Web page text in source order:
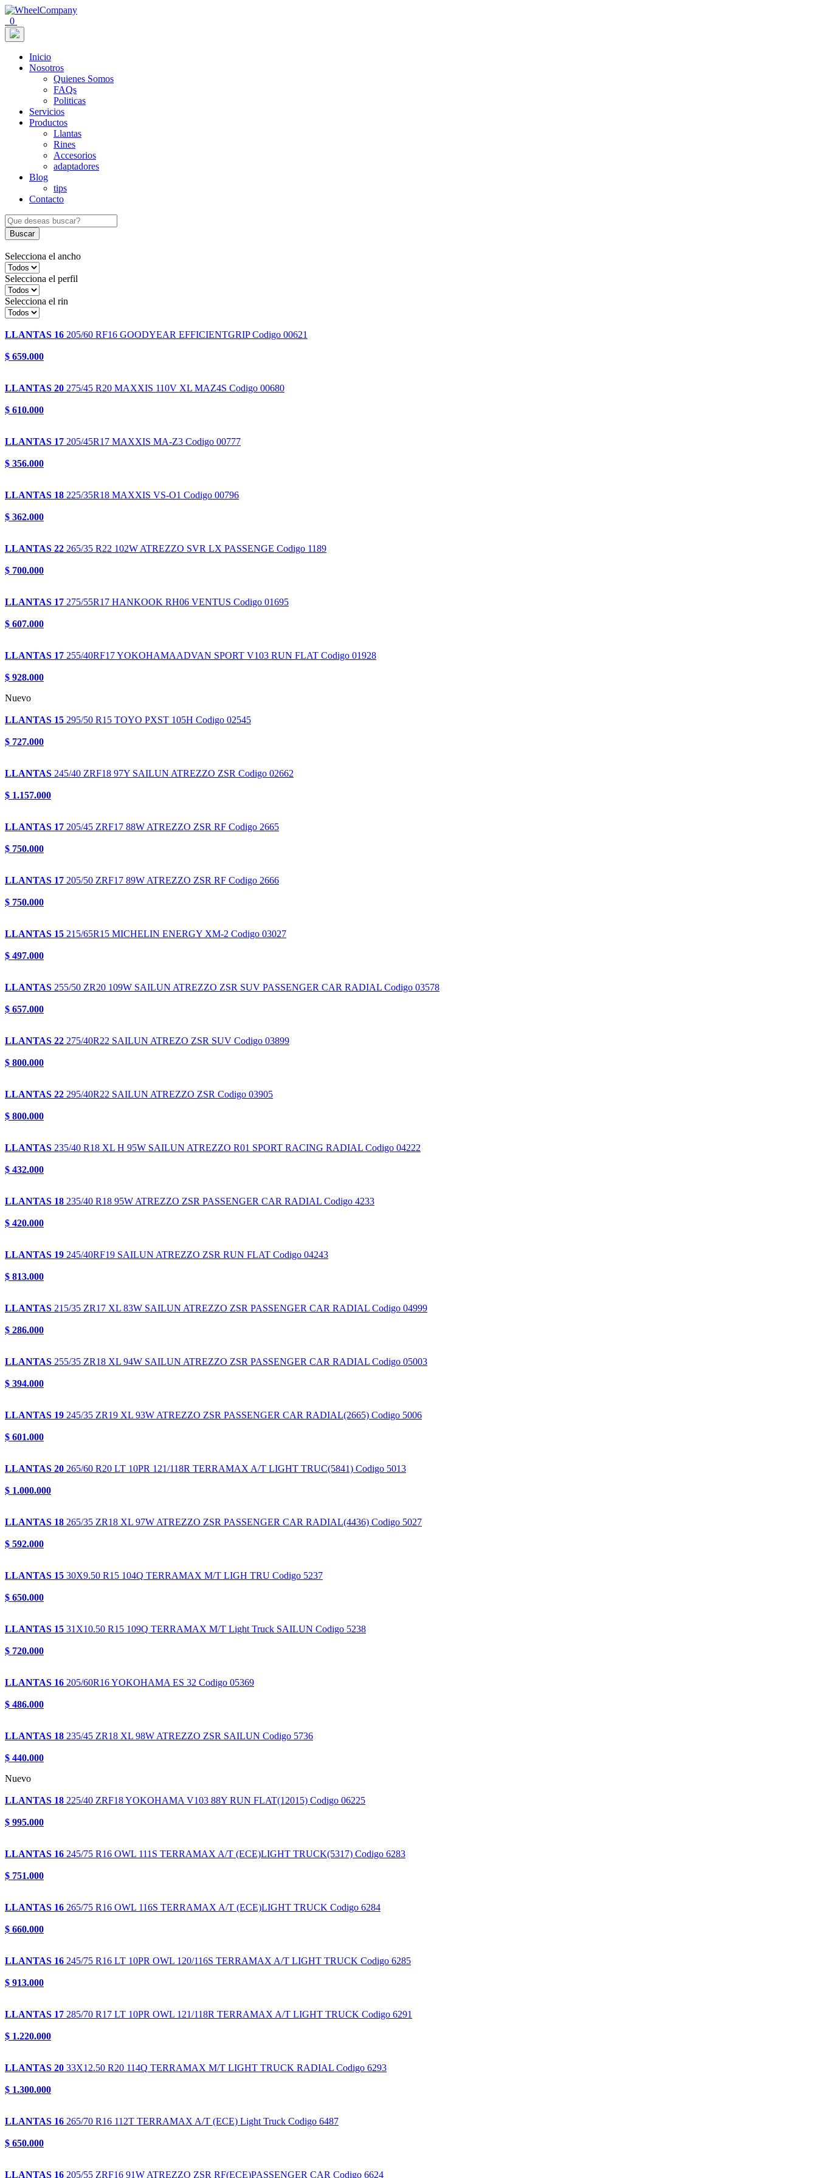
0
Inicio
Nosotros
Quienes Somos
FAQs
Politicas
Servicios
Productos
Llantas
Rines
Accesorios
adaptadores
Blog
tips
Contacto
Buscar
Selecciona el ancho
Selecciona el perfil
Selecciona el rin
LLANTAS 16 205/60 RF16 GOODYEAR EFFICIENTGRIP Codigo 00621
$ 659.000
LLANTAS 20 275/45 R20 MAXXIS 110V XL MAZ4S Codigo 00680
$ 610.000
LLANTAS 17 205/45R17 MAXXIS MA-Z3 Codigo 00777
$ 356.000
LLANTAS 18 225/35R18 MAXXIS VS-O1 Codigo 00796
$ 362.000
LLANTAS 22 265/35 R22 102W ATREZZO SVR LX PASSENGE Codigo 1189
$ 700.000
LLANTAS 17 275/55R17 HANKOOK RH06 VENTUS Codigo 01695
$ 607.000
LLANTAS 17 255/40RF17YOKOHAMAADVAN SPORT V103 RUN FLAT Codigo 01928
$ 928.000
Nuevo
LLANTAS 15 295/50 R15 TOYO PXST 105H Codigo 02545
$ 727.000
LLANTAS 245/40 ZRF18 97Y SAILUN ATREZZO ZSR Codigo 02662
$ 1.157.000
LLANTAS 17 205/45 ZRF17 88W ATREZZO ZSR RF Codigo 2665
$ 750.000
LLANTAS 17 205/50 ZRF17 89W ATREZZO ZSR RF Codigo 2666
$ 750.000
LLANTAS 15 215/65R15 MICHELIN ENERGY XM-2 Codigo 03027
$ 497.000
LLANTAS 255/50 ZR20 109W SAILUN ATREZZO ZSR SUV PASSENGER CAR RADIAL Codigo 03578
$ 657.000
LLANTAS 22 275/40R22 SAILUN ATREZO ZSR SUV Codigo 03899
$ 800.000
LLANTAS 22 295/40R22 SAILUN ATREZZO ZSR Codigo 03905
$ 800.000
LLANTAS 235/40 R18 XL H 95W SAILUN ATREZZO R01 SPORT RACING RADIAL Codigo 04222
$ 432.000
LLANTAS 18 235/40 R18 95W ATREZZO ZSR PASSENGER CAR RADIAL Codigo 4233
$ 420.000
LLANTAS 19 245/40RF19 SAILUN ATREZZO ZSR RUN FLAT Codigo 04243
$ 813.000
LLANTAS 215/35 ZR17 XL 83W SAILUN ATREZZO ZSR PASSENGER CAR RADIAL Codigo 04999
$ 286.000
LLANTAS 255/35 ZR18 XL 94W SAILUN ATREZZO ZSR PASSENGER CAR RADIAL Codigo 05003
$ 394.000
LLANTAS 19 245/35 ZR19 XL 93W ATREZZO ZSR PASSENGER CAR RADIAL(2665) Codigo 5006
$ 601.000
LLANTAS 20 265/60 R20 LT 10PR 121/118R TERRAMAX A/T LIGHT TRUC(5841) Codigo 5013
$ 1.000.000
LLANTAS 18 265/35 ZR18 XL 97W ATREZZO ZSR PASSENGER CAR RADIAL(4436) Codigo 5027
$ 592.000
LLANTAS 15 30X9.50 R15 104Q TERRAMAX M/T LIGH TRU Codigo 5237
$ 650.000
LLANTAS 15 31X10.50 R15 109Q TERRAMAX M/T Light Truck SAILUN Codigo 5238
$ 720.000
LLANTAS 16 205/60R16YOKOHAMA ES 32 Codigo 05369
$ 486.000
LLANTAS 18 235/45 ZR18 XL 98W ATREZZO ZSR SAILUN Codigo 5736
$ 440.000
Nuevo
LLANTAS 18 225/40 ZRF18YOKOHAMA V103 88Y RUN FLAT(12015) Codigo 06225
$ 995.000
LLANTAS 16 245/75 R16 OWL 111S TERRAMAX A/T (ECE)LIGHT TRUCK(5317) Codigo 6283
$ 751.000
LLANTAS 16 265/75 R16 OWL 116S TERRAMAX A/T (ECE)LIGHT TRUCK Codigo 6284
$ 660.000
LLANTAS 16 245/75 R16 LT 10PR OWL 120/116S TERRAMAX A/T LIGHT TRUCK Codigo 6285
$ 913.000
LLANTAS 17 285/70 R17 LT 10PR OWL 121/118R TERRAMAX A/T LIGHT TRUCK Codigo 6291
$ 1.220.000
LLANTAS 20 33X12.50 R20 114Q TERRAMAX M/T LIGHT TRUCK RADIAL Codigo 6293
$ 1.300.000
LLANTAS 16 265/70 R16 112T TERRAMAX A/T (ECE) Light Truck Codigo 6487
$ 650.000
LLANTAS 16 205/55 ZRF16 91W ATREZZO ZSR RF(ECE)PASSENGER CAR Codigo 6624